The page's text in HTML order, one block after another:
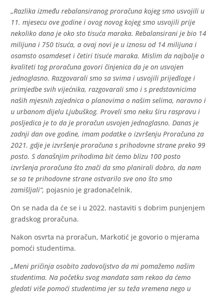
„Razlika između rebalansiranog proračuna kojeg smo usvojili u
11. mjesecu ove godine i ovog novog kojeg smo usvojili prije
nekoliko dana je oko sto tisuća maraka. Rebalansirani je bio 14
milijuna i 750 tisuća, a ovaj novi je u iznosu od 14 milijuna i
osamsto osamdeset i četiri tisuće maraka. Mislim da najbolje o
kvaliteti tog proračuna govori činjenica da je on usvojen
jednoglasno. Razgovarali smo sa svima i usvojili prijedloge i
primjedbe svih vijećnika, razgovarali smo i s predstavnicima
naših mjesnih zajednica o planovima o našim selima, naravno i
u urbanom dijelu Ljubuškog. Proveli smo neku širu raspravu i
posljedica je to da je proračun usvojen jednoglasno. Danas je
zadnji dan ove godine, imam podatke o izvršenju Proračuna za
2021. gdje je izvršenje proračuna s prihodovne strane preko 99
posto. S današnjim prihodima bit ćemo blizu 100 posto
izvršenja proračuna što znači da smo planirali dobro, da nam
se sa te prihodovne strane ostvarilo sve ono što smo
zamišljali“, pojasnio je gradonačelnik.
On se nada da će se i u 2022. nastaviti s dobrim punjenjem
gradskog proračuna.
Nakon osvrta na proračun, Markotić je govorio o mjerama
pomoći studentima.
„Meni pričinja osobito zadovoljstvo da mi pomažemo našim
studentima. Na početku svog mandata sam rekao da ćemo
gledati više pomoći studentima jer su teža vremena nego u